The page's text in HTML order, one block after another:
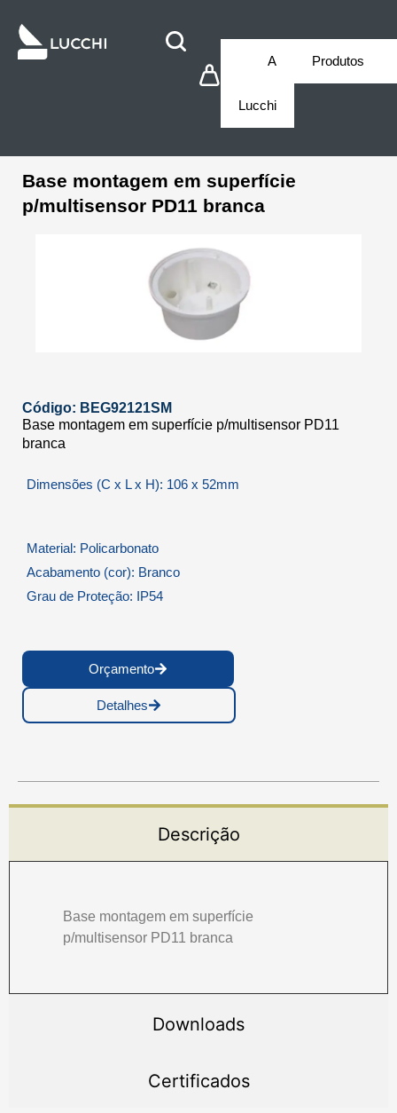
A
Lucchi
Produtos
Base montagem em superfície
p/multisensor PD11 branca
Código: BEG92121SM
Base montagem em superfície p/multisensor PD11
branca
Dimensões (C x L x H): 106 x 52mm
Material: Policarbonato
Acabamento (cor): Branco
Grau de Proteção: IP54
Orçamento
Detalhes
Descrição
Downloads
Certificados
Base montagem em superfície
p/multisensor PD11 branca